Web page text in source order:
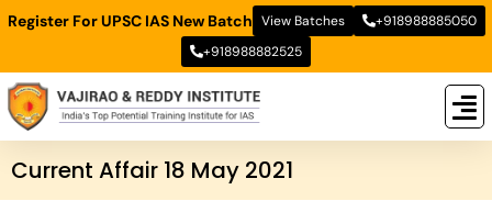
Register For UPSC IAS New Batch View Batches
+918988885050
+918988882525
Current Affair 18 May 2021